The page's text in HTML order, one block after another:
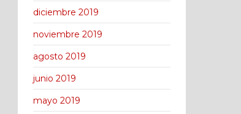
diciembre 2019
noviembre 2019
agosto 2019
junio 2019
mayo 2019